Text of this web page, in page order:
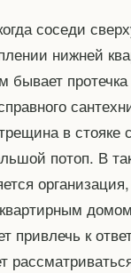
соседи
нижней
протечка
в стояке
потоп. В
привлечь к